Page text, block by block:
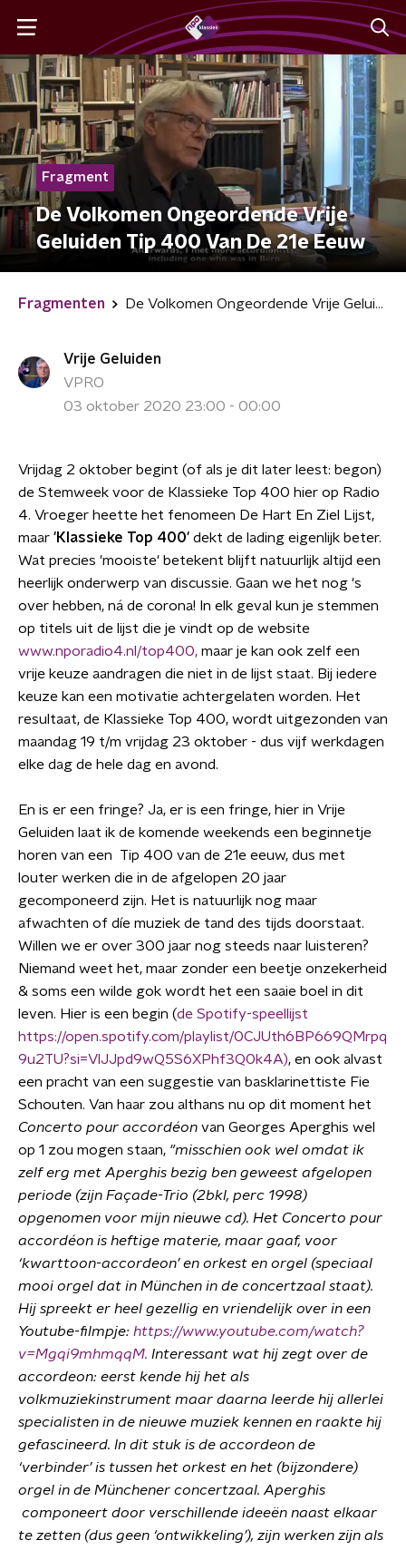
Fragment
De Volkomen Ongeordende Vrije
Geluiden Tip 400 Van De 21e Eeuw
Fragmenten De Volkomen Ongeordende Vrije Geluiden Tip 400 Van De 21e Eeuw
Vrije Geluiden
VPRO
03 oktober 2020 23:00 - 00:00
Vrijdag 2 oktober begint (of als je dit later leest: begon)
de Stemweek voor de Klassieke Top 400 hier op Radio
4. Vroeger heette het fenomeen De Hart En Ziel Lijst,
maar 'Klassieke Top 400' dekt de lading eigenlijk beter.
Wat precies 'mooiste' betekent blijft natuurlijk altijd een
heerlijk onderwerp van discussie. Gaan we het nog 's
over hebben, ná de corona! In elk geval kun je stemmen
op titels uit de lijst die je vindt op de website
www.nporadio4.nl/top400, maar je kan ook zelf een
vrije keuze aandragen die niet in de lijst staat. Bij iedere
keuze kan een motivatie achtergelaten worden. Het
resultaat, de Klassieke Top 400, wordt uitgezonden van
maandag 19 t/m vrijdag 23 oktober - dus vijf werkdagen
elke dag de hele dag en avond.
En is er een fringe? Ja, er is een fringe, hier in Vrije
Geluiden laat ik de komende weekends een beginnetje
horen van een Tip 400 van de 21e eeuw, dus met
louter werken die in de afgelopen 20 jaar
gecomponeerd zijn. Het is natuurlijk nog maar
afwachten of díe muziek de tand des tijds doorstaat.
Willen we er over 300 jaar nog steeds naar luisteren?
Niemand weet het, maar zonder een beetje onzekerheid
& soms een wilde gok wordt het een saaie boel in dit
leven. Hier is een begin (de Spotify-speellijst
https://open.spotify.com/playlist/0CJUth6BP669QMrpq
9u2TU?si=VlJJpd9wQ5S6XPhf3Q0k4A), en ook alvast
een pracht van een suggestie van basklarinettiste Fie
Schouten. Van haar zou althans nu op dit moment het
Concerto pour accordéon van Georges Aperghis wel
op 1 zou mogen staan, "misschien ook wel omdat ik
zelf erg met Aperghis bezig ben geweest afgelopen
periode (zijn Façade-Trio (2bkl, perc 1998)
opgenomen voor mijn nieuwe cd). Het Concerto pour
accordéon is heftige materie, maar gaaf, voor
‘kwarttoon-accordeon’ en orkest en orgel (speciaal
mooi orgel dat in München in de concertzaal staat).
Hij spreekt er heel gezellig en vriendelijk over in een
Youtube-filmpje: https://www.youtube.com/watch?
v=Mgqi9mhmqqM. Interessant wat hij zegt over de
accordeon: eerst kende hij het als
volkmuziekinstrument maar daarna leerde hij allerlei
specialisten in de nieuwe muziek kennen en raakte hij
gefascineerd. In dit stuk is de accordeon de
‘verbinder’ is tussen het orkest en het (bijzondere)
orgel in de Münchener concertzaal. Aperghis
componeert door verschillende ideeën naast elkaar
te zetten (dus geen ‘ontwikkeling’), zijn werken zijn als